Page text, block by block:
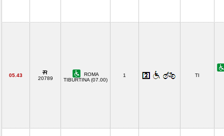
05.43
20789
ROMA
TIBURTINA (07.00)
1 TI